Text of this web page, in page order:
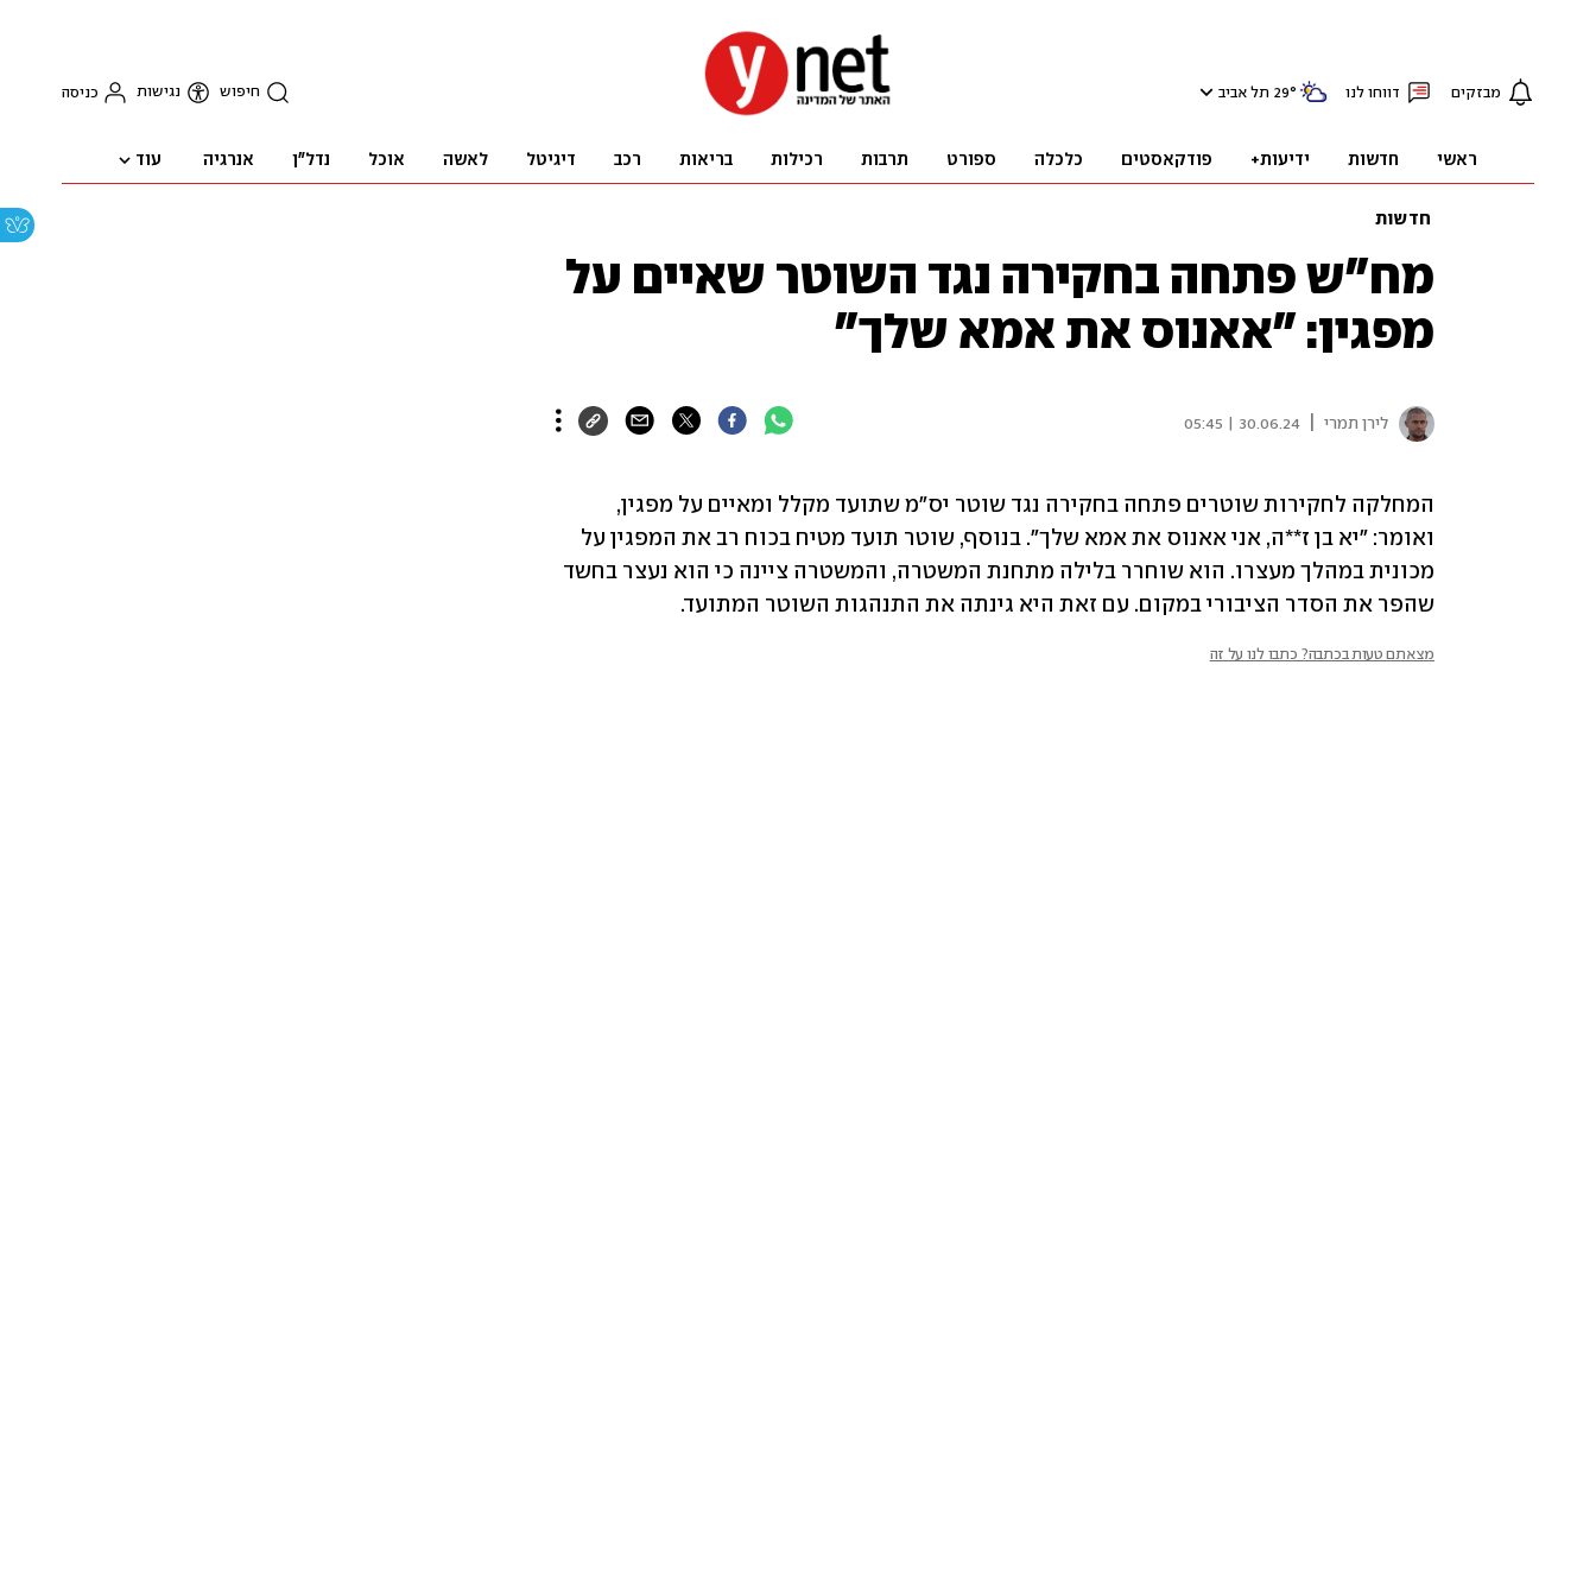
מבזקים דווחו לנו 29° תל אביב חיפוש נגישות כניסה
ראשי חדשות ידיעות+ פודקאסטים כלכלה ספורט תרבות רכילות בריאות רכב דיגיטל לאשה אוכל נדל"ן אנרגיה עוד
חדשות
מח"ש פתחה בחקירה נגד השוטר שאיים על
מפגין: "אאנוס את אמא שלך"
לירן תמרי 30.06.24 | 05:45
שהפר את הסדר הציבורי במקום. עם זאת היא גינתה את התנהגות השוטר המתועד.
מצאתם טעות בכתבה? כתבו לנו על זה